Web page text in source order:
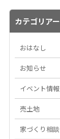
カテゴリア
おはなし
お知らせ
イベント情報
売土地
家づくり相